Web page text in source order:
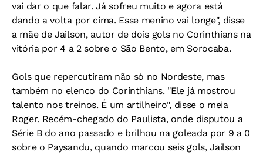
vai dar o que falar. Já sofreu muito e agora está
dando a volta por cima. Esse menino vai longe", disse
a mãe de Jailson, autor de dois gols no Corinthians na
vitória por 4 a 2 sobre o São Bento, em Sorocaba.
Gols que repercutiram não só no Nordeste, mas
também no elenco do Corinthians. "Ele já mostrou
talento nos treinos. É um artilheiro", disse o meia
Roger. Recém-chegado do Paulista, onde disputou a
Série B do ano passado e brilhou na goleada por 9 a 0
sobre o Paysandu, quando marcou seis gols, Jailson